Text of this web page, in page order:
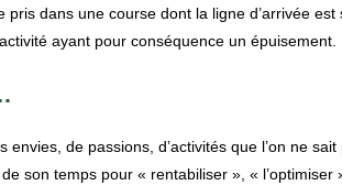
dans une course dont la ligne d’arrivée est
ayant pour conséquence un épuisement.
de passions, d’activités que l’on ne
son temps pour « rentabiliser », « l’optimiser